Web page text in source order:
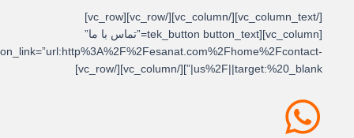
[/vc_column_text][/vc_column][/vc_row][vc_row]
[vc_column][tek_button button_text=”تماس با ما”
button_link=”url:http%3A%2F%2Fesanat.com%2Fhome%2Fcontact-
us%2F||target:%20_blank|”][/vc_column][/vc_row]